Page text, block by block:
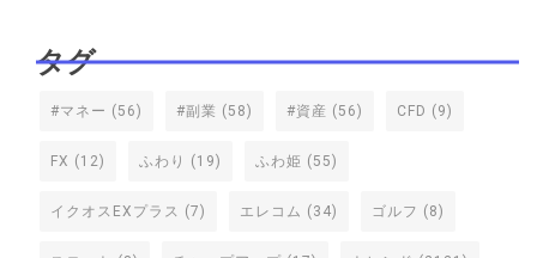
タグ
#マネー (56) #副業 (58) #資産 (56) CFD (9)
FX (12) ふわり (19) ふわ姫 (55)
イクオスEXプラス (7) エレコム (34) ゴルフ (8)